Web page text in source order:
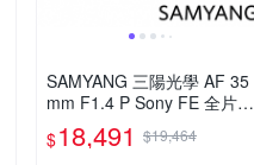
SAMYANG 三陽光學 AF 35
mm F1.4 P Sony FE 全片幅
自動對焦鏡頭 公司貨
$18,491 $19,464